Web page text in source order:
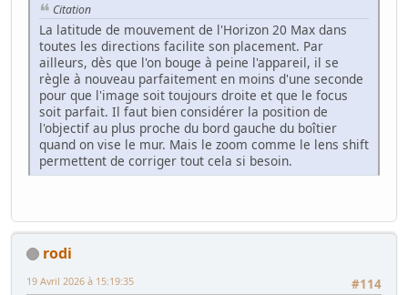
Citation
La latitude de mouvement de l'Horizon 20 Max dans
toutes les directions facilite son placement. Par
ailleurs, dès que l'on bouge à peine l'appareil, il se
règle à nouveau parfaitement en moins d'une seconde
pour que l'image soit toujours droite et que le focus
soit parfait. Il faut bien considérer la position de
l'objectif au plus proche du bord gauche du boîtier
quand on vise le mur. Mais le zoom comme le lens shift
permettent de corriger tout cela si besoin.
rodi
#114
19 Avril 2026 à 15:19:35